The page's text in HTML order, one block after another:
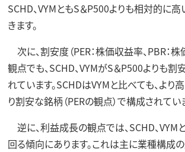
SCHD、VYMともS＆P500よりも相対的に
きます。
次に、割安度（PER：株価収益率、PBR：
観点でも、SCHD、VYMがS＆P500よりも
れています。SCHDはVYMと比べても、より
り割安な銘柄（PERの観点）で構成されてい
逆に、利益成長の観点では、SCHD、VYM
回る傾向にあります。これは主に業種構成